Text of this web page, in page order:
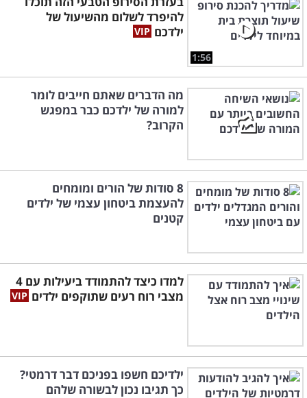
1:56
להיפרד לשלום מהשיעול של
ילדכם
מה הדברים שאתם חייבים לומר
למורה של ילדכם כבר במפגש
הקרוב?
8 סודות של הורים ומומחים
להעצמת ביטחון עצמי של ילדים
קטנים
למדו כיצד להתמודד ביעילות עם 4
מצבי רוח רעים שתוקפים ילדים
ילדיכם חשפו בפניכם דבר דרמטי?
כך תגיבו נכון לבשורה שלהם